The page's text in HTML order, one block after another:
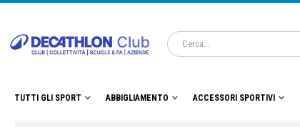
TUTTI GLI SPORT ABBIGLIAMENTO ACCESSORI SPORTIVI